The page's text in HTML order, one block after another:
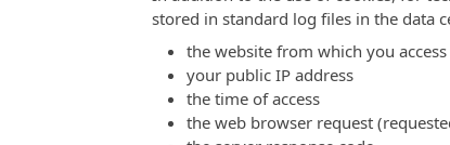
stored in standard log files in the data
the website from which you
your public IP address
the time of access
the web browser request